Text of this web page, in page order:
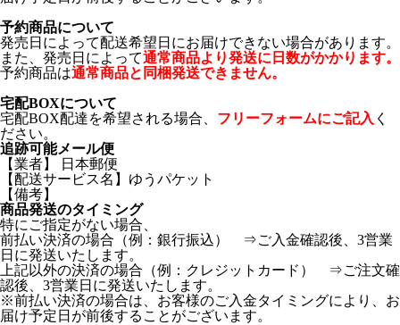
予約商品について
発売日によって配送希望日にお届けできない場合があります。
また、発売日によって通常商品より発送に日数がかかります。
予約商品は通常商品と同梱発送できません。
宅配BOXについて
宅配BOX配達を希望される場合、 フリーフォームにご記入 く
ださい。
追跡可能メール便
【業者】 日本郵便
【配送サービス名】ゆうパケット
【備考】
商品発送のタイミング
特にご指定がない場合、
前払い決済の場合（例：銀行振込） ⇒ご入金確認後、3営業
日に発送いたします。
上記以外の決済の場合（例：クレジットカード） ⇒ご注文確
認後、3営業日に発送いたします。
※前払い決済の場合は、お客様のご入金タイミングにより、お
届け予定日が前後することがございます。